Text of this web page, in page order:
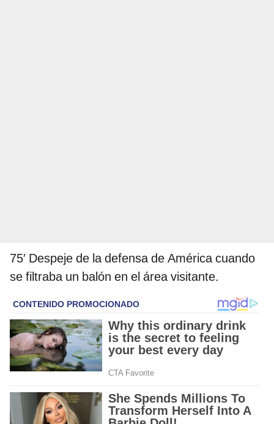
75′ Despeje de la defensa de América cuando
se filtraba un balón en el área visitante.